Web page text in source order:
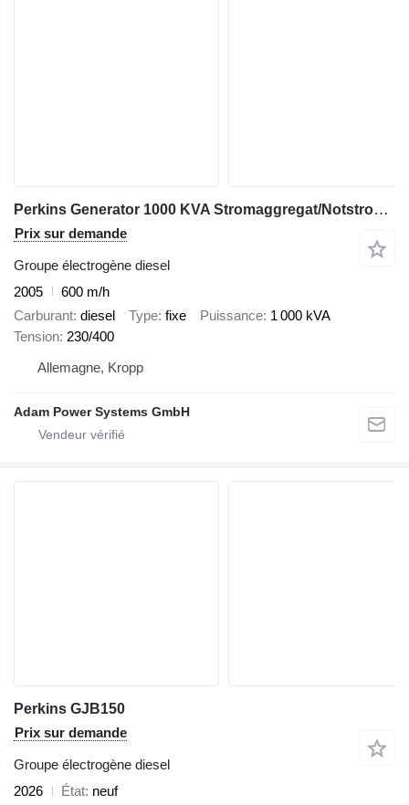
Perkins Generator 1000 KVA Stromaggregat/Notstromaggregat 1000 KVA
Prix sur demande
Groupe électrogène diesel
2005
600 m/h
Carburant diesel Type fixe Puissance 1 000 kVA
Tension 230/400
Allemagne, Kropp
Adam Power Systems GmbH
Perkins GJB150
Prix sur demande
Groupe électrogène diesel
2026
État neuf